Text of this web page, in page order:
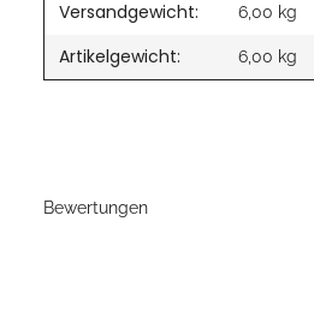
Versandgewicht: 6,00 kg
Artikelgewicht: 6,00 kg
Bewertungen